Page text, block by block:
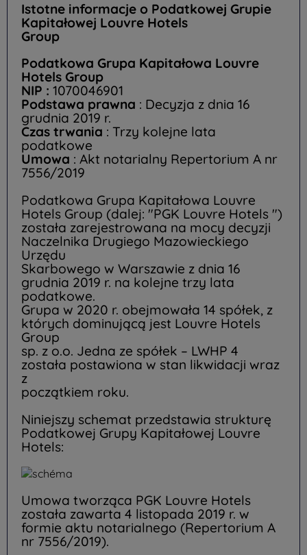
Istotne informacje o Podatkowej Grupie
Kapitałowej Louvre Hotels
Group
Podatkowa Grupa Kapitałowa Louvre
Hotels Group
NIP : 1070046901
Podstawa prawna : Decyzja z dnia 16
grudnia 2019 r.
Czas trwania : Trzy kolejne lata
podatkowe
Umowa : Akt notarialny Repertorium A nr
7556/2019
Podatkowa Grupa Kapitałowa Louvre
Hotels Group (dalej: "PGK Louvre Hotels ")
została zarejestrowana na mocy decyzji
Naczelnika Drugiego Mazowieckiego
Urzędu
Skarbowego w Warszawie z dnia 16
grudnia 2019 r. na kolejne trzy lata
podatkowe.
Grupa w 2020 r. obejmowała 14 spółek, z
których dominującą jest Louvre Hotels
Group
sp. z o.o. Jedna ze spółek – LWHP 4
została postawiona w stan likwidacji wraz
z
początkiem roku.
Niniejszy schemat przedstawia strukturę
Podatkowej Grupy Kapitałowej Louvre
Hotels:
Umowa tworząca PGK Louvre Hotels
została zawarta 4 listopada 2019 r. w
formie aktu notarialnego (Repertorium A
nr 7556/2019).